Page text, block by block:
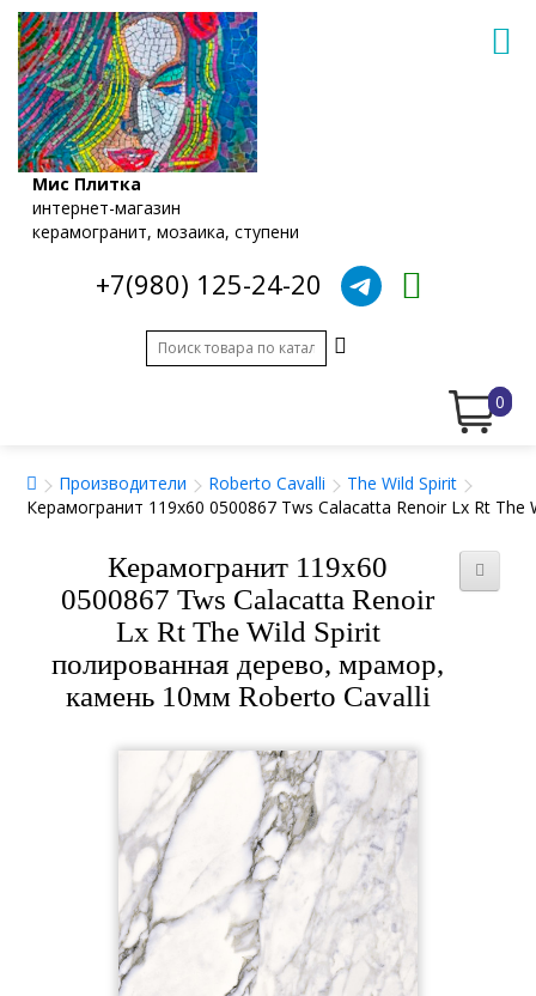
Мис Плитка
интернет-магазин
керамогранит, мозаика, ступени
+7(980) 125-24-20
0
Производители Roberto Cavalli
The Wild Spirit
Керамогранит 119x60 0500867 Tws Calacatta Renoir Lx Rt
Керамогранит 119x60
0500867 Tws Calacatta Renoir
Lx Rt The Wild Spirit
полированная дерево, мрамор,
камень 10мм Roberto Cavalli